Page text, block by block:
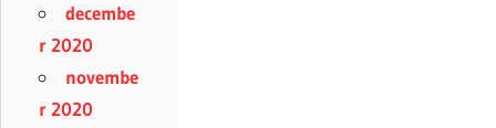
decembe
r 2020
novembe
r 2020